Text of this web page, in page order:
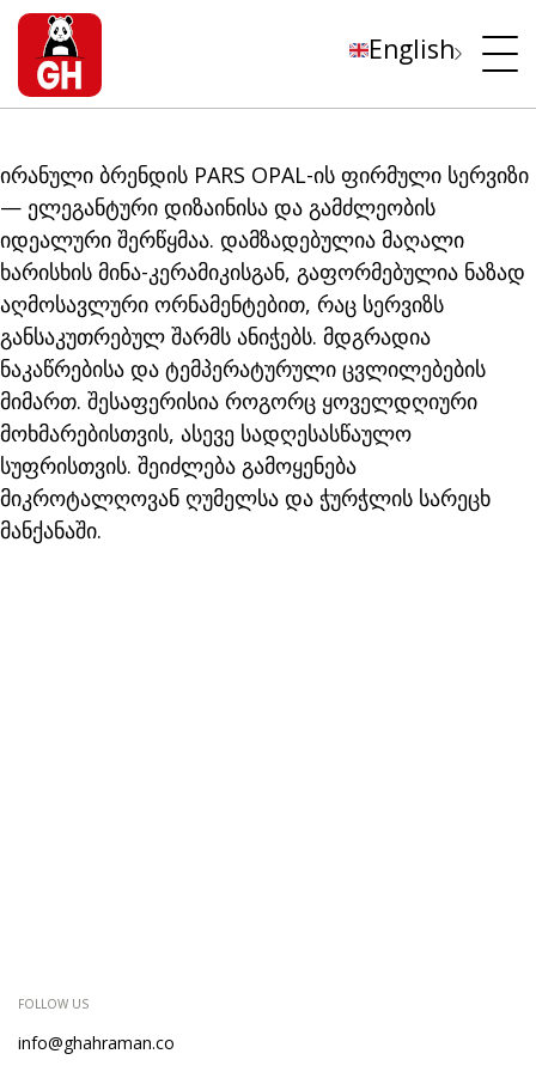
English
ირანული ბრენდის PARS OPAL-ის ფირმული სერვიზი
— ელეგანტური დიზაინისა და გამძლეობის
იდეალური შერწყმაა. დამზადებულია მაღალი
ხარისხის მინა-კერამიკისგან, გაფორმებულია ნაზად
აღმოსავლური ორნამენტებით, რაც სერვიზს
განსაკუთრებულ შარმს ანიჭებს. მდგრადია
ნაკაწრებისა და ტემპერატურული ცვლილებების
მიმართ. შესაფერისია როგორც ყოველდღიური
მოხმარებისთვის, ასევე სადღესასწაულო
სუფრისთვის. შეიძლება გამოყენება
მიკროტალღოვან ღუმელსა და ჭურჭლის სარეცხ
მანქანაში.
FOLLOW US
info@ghahraman.co